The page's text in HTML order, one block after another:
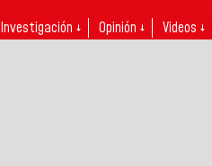
Investigación ↓ Opinión ↓ Videos ↓